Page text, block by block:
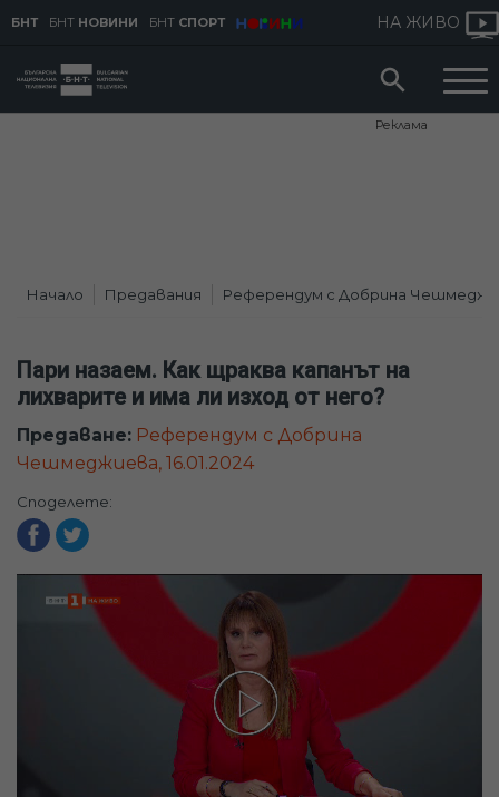
БНТ БНТ НОВИНИ БНТ СПОРТ НА ЖИВО
Реклама
Начало Предавания Референдум с Добрина
Пари назаем. Как щраква капанът на
лихварите и има ли изход от него?
Предаване: Референдум с Добрина
Чешмеджиева, 16.01.2024
Споделете: